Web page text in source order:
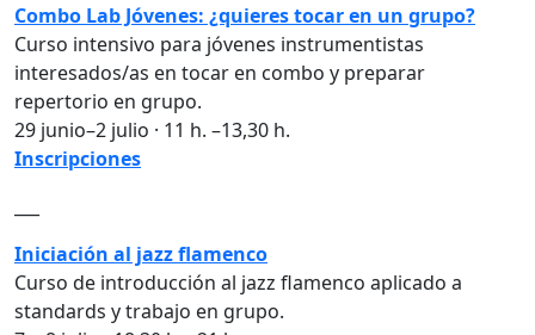
Combo Lab Jóvenes: ¿quieres tocar en un grupo?
Curso intensivo para jóvenes instrumentistas
interesados/as en tocar en combo y preparar
repertorio en grupo.
29 junio–2 julio · 11 h. –13,30 h.
Inscripciones
Iniciación al jazz flamenco
Curso de introducción al jazz flamenco aplicado a
standards y trabajo en grupo.